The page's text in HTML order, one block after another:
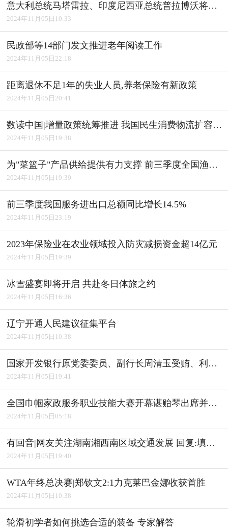
意大利总统马塔雷拉、印度尼西亚总统普拉博沃将访华
2024年11月05日10:33
民政部等14部门发文推进老年阅读工作
2024年11月05日22:18
距离退休不足1年的失业人员,养老保险有新政策
2024年11月05日20:41
数读中国|增量政策统筹推进 我国民生消费物流扩容升级
2024年11月05日19:38
为"菜篮子"产品供给提供有力支撑 前三季度全国渔业经济平稳发展
2024年11月05日19:39
前三季度我国服务进出口总额同比增长14.5%
2024年11月05日23:19
2023年保险业在农业领域投入防灾减损资金超14亿元
2024年11月05日19:39
冰雪盛宴即将开启 共赴冬日体旅之约
2024年11月05日16:36
辽宁开通人民建议征集平台
2024年11月05日10:38
国家开发银行原党委委员、副行长周清玉受贿、利用影响力受贿案一审宣判
2024年11月05日19:41
全国巾帼家政服务职业技能大赛开幕谌贻琴出席并宣布开幕
2024年11月05日05:18
有回音|网友关注湖南湘西南区域交通发展 回复:填补"空白" 完善路网
2024年11月05日19:40
WTA年终总决赛|郑钦文2:1力克莱巴金娜收获首胜
2024年11月05日10:38
轮滑初学者如何挑选合适的装备 专家解答